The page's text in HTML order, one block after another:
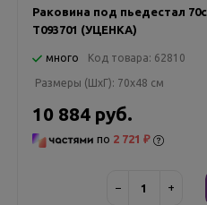
Раковина под пьедестал
T093701 (УЦЕНКА)
много Код товара: 62810
Размеры (ШxГ): 70x48 см
10 884 руб.
по 2 721 ₽
− +